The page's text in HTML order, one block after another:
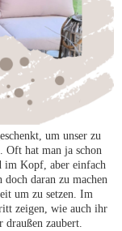
um unser zu
Oft hat man ja schon
im Kopf, aber einfach
daran zu machen
um zu setzen. Im
zeigen, wie auch ihr
zaubert.